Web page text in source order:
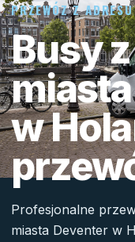
PRZEWÓZ Z
Busy
w
Profesjonalne
miasta Deventer w